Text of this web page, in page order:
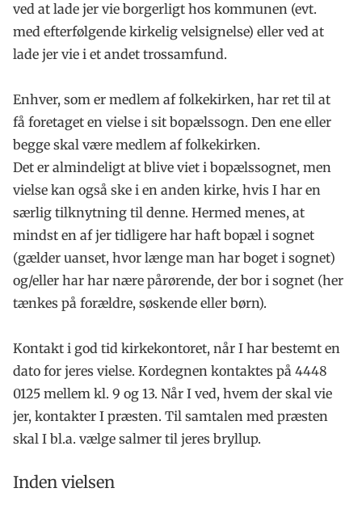
ved at lade jer vie borgerligt hos kommunen (evt.
med efterfølgende kirkelig velsignelse) eller ved at
lade jer vie i et andet trossamfund.
Enhver, som er medlem af folkekirken, har ret til at
få foretaget en vielse i sit bopælssogn. Den ene eller
begge skal være medlem af folkekirken.
Det er almindeligt at blive viet i bopælssognet, men
vielse kan også ske i en anden kirke, hvis I har en
særlig tilknytning til denne. Hermed menes, at
mindst en af jer tidligere har haft bopæl i sognet
(gælder uanset, hvor længe man har boget i sognet)
og/eller har har nære pårørende, der bor i sognet (her
tænkes på forældre, søskende eller børn).
Kontakt i god tid kirkekontoret, når I har bestemt en
dato for jeres vielse. Kordegnen kontaktes på 4448
0125 mellem kl. 9 og 13. Når I ved, hvem der skal vie
jer, kontakter I præsten. Til samtalen med præsten
skal I bl.a. vælge salmer til jeres bryllup.
Inden vielsen